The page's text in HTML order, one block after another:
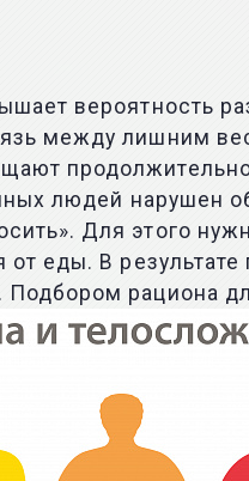
вероятность
между лишним
людей
Для этого
от еды. В
рациона